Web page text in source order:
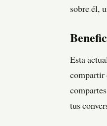
sobre él,
Esta
compartir
tus